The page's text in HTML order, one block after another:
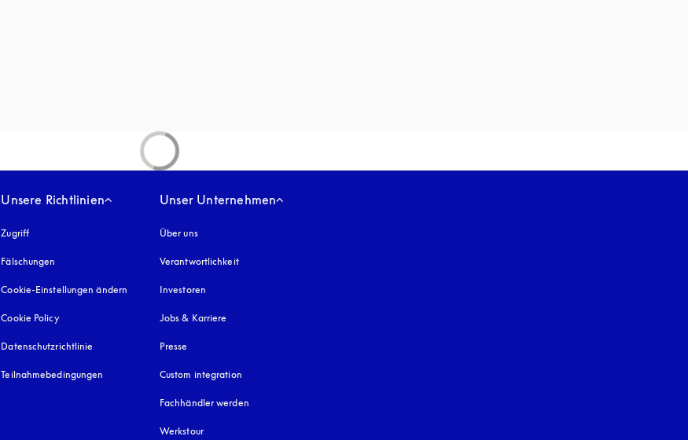
Unsere Richtlinien
Zugriff öffnet sich in einem neuen Tab
Fälschungen öffnet sich in einem neuen Tab
Cookie-Einstellungen ändern
Cookie Policyöffnet sich in einem neuen Tab
Datenschutzrichtlinie öffnet sich in einem neuen Tab
Teilnahmebedingungen
Unser Unternehmen
Über uns
Verantwortlichkeit
Investoren
Jobs & Karriere
Presse
Custom integration
Fachhändler werden
Werkstour